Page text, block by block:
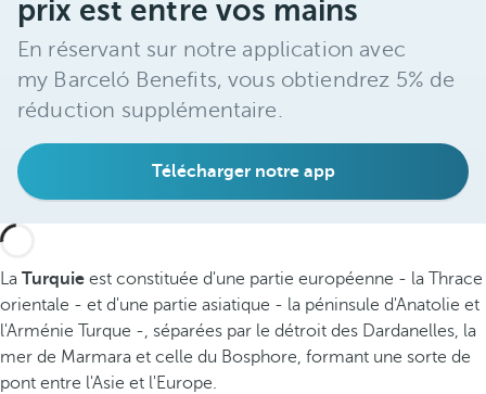
prix est entre vos mains
En réservant sur notre application avec
my Barceló Benefits, vous obtiendrez 5% de
réduction supplémentaire.
Télécharger notre app
La Turquie est constituée d'une partie européenne - la Thrace
orientale - et d'une partie asiatique - la péninsule d'Anatolie et
l'Arménie Turque -, séparées par le détroit des Dardanelles, la
mer de Marmara et celle du Bosphore, formant une sorte de
pont entre l'Asie et l'Europe.